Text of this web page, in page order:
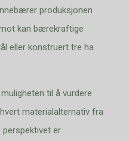
produksjonen
kan bærekraftige
eller konstruert tre ha
til å vurdere
materialalternativ fra
perspektivet er